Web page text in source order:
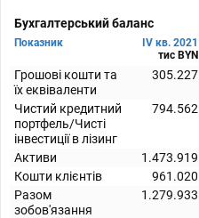
Бухгалтерський баланс
Показник
IV кв. 2021
тис BYN
Грошові кошти та
їх еквіваленти
305.227
Чистий кредитний
портфель/Чисті
інвестиції в лізинг
794.562
Активи 1.473.919
Кошти клієнтів
961.020
Разом
зобов'язання
1.279.933